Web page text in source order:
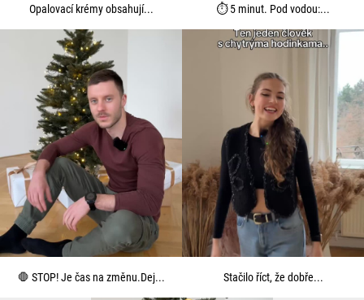
Opalovací krémy obsahují... ⏱️ 5 minut. Pod vodou:...
🛑 STOP! Je čas na změnu.Dej... Stačilo říct, že dobře...